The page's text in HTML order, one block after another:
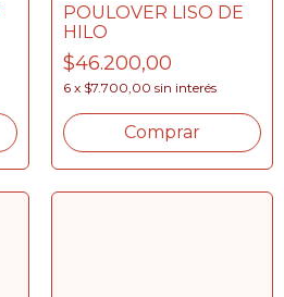
POULOVER LISO DE
HILO
$46.200,00
6 x $7.700,00 sin interés
Comprar